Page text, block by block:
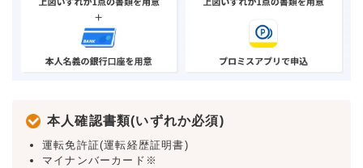
本人確認書類(いずれか必須)
運転免許証(運転経歴証明書)
マイナンバーカード※